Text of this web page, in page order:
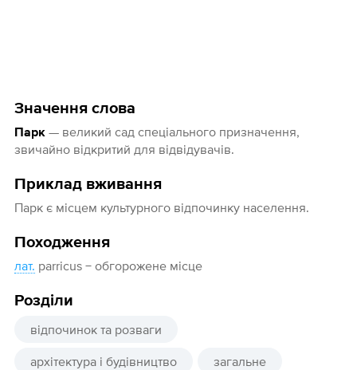
Значення слова
Парк— великий сад спеціального призначення,
звичайно відкритий для відвідувачів.
Приклад вживання
Парк є місцем культурного відпочинку населення.
Походження
лат. parricus − обгорожене місце
Розділи
відпочинок та розваги
архітектура і будівництво загальне